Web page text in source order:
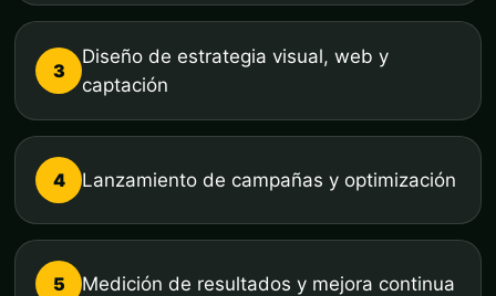
3
Diseño de estrategia visual, web y
captación
4 Lanzamiento de campañas y optimización
5 Medición de resultados y mejora continua